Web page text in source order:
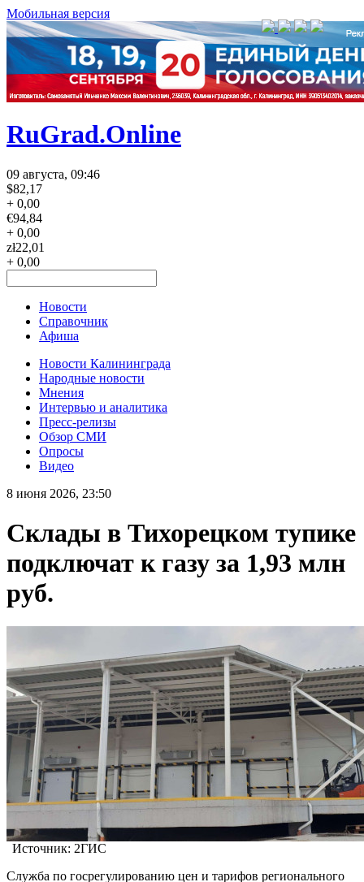
Мобильная версия
RuGrad.Online
09 августа, 09:46
$82,17
+ 0,00
€94,84
+ 0,00
zł22,01
+ 0,00
Новости
Справочник
Афиша
Новости Калининграда
Народные новости
Мнения
Интервью и аналитика
Пресс-релизы
Обзор СМИ
Опросы
Видео
8 июня 2026, 23:50
Склады в Тихорецком тупике
подключат к газу за 1,93 млн
руб.
Источник: 2ГИС
Служба по госрегулированию цен и тарифов регионального